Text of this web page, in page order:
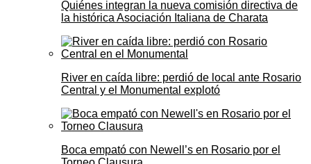
Quiénes integran la nueva comisión directiva de
la histórica Asociación Italiana de Charata
River en caída libre: perdió de local ante Rosario
Central y el Monumental explotó
Boca empató con Newell’s en Rosario por el